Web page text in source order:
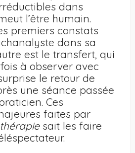
dans
l’être humain.
premiers constats
dans sa
est le transfert, qui
à observer avec
le retour de
une séance passée
Ces
faites par
sait les faire